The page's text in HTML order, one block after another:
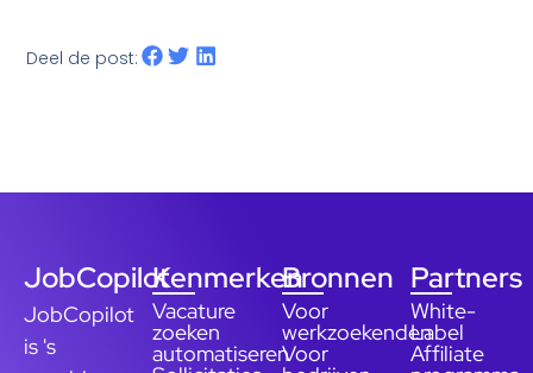
Deel de post:
JobCopilot
JobCopilot
is 's
Kenmerken
Vacature
zoeken
automatiseren
Bronnen
Voor
werkzoekenden
Voor
Partners
White-
Label
Affiliate